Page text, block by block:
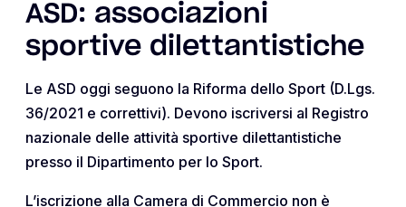
ASD: associazioni
sportive dilettantistiche
Le ASD oggi seguono la Riforma dello Sport (D.Lgs.
36/2021 e correttivi). Devono iscriversi al Registro
nazionale delle attività sportive dilettantistiche
presso il Dipartimento per lo Sport.
L’iscrizione alla Camera di Commercio non è